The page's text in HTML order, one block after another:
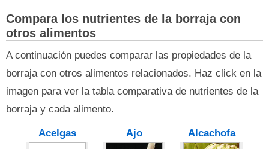
Compara los nutrientes de la borraja con
otros alimentos
A continuación puedes comparar las propiedades de la
borraja con otros alimentos relacionados. Haz click en la
imagen para ver la tabla comparativa de nutrientes de la
borraja y cada alimento.
Acelgas Ajo Alcachofa